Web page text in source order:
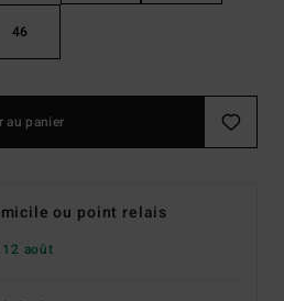
46
au panier
ou point relais
12 août